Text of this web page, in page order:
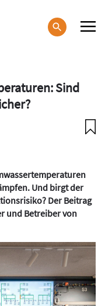
Sind
Und birgt der
Der Beitrag
und Betreiber von